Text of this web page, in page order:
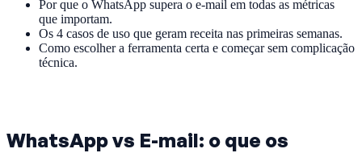
Por que o WhatsApp supera o e-mail em todas as métricas
que importam.
Os 4 casos de uso que geram receita nas primeiras semanas.
Como escolher a ferramenta certa e começar sem complicação
técnica.
WhatsApp vs E-mail: o que os